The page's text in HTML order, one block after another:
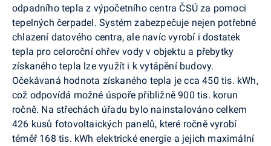
odpadního tepla z výpočetního centra ČSÚ za pomoci
tepelných čerpadel. Systém zabezpečuje nejen potřebné
chlazení datového centra, ale navíc vyrobí i dostatek
tepla pro celoroční ohřev vody v objektu a přebytky
získaného tepla lze využít i k vytápění budovy.
Očekávaná hodnota získaného tepla je cca 450 tis. kWh,
což odpovídá možné úspoře přibližně 900 tis. korun
ročně. Na střechách úřadu bylo nainstalováno celkem
426 kusů fotovoltaických panelů, které ročně vyrobí
téměř 168 tis. kWh elektrické energie a jejich maximální